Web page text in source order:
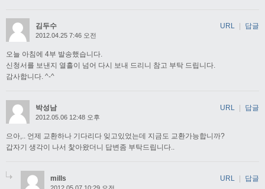
김두수
2012.04.25 7:46 오전
오늘 아침에 4부 발송했습니다.
신청서를 보낸지 열흘이 넘어 다시 보내 드리니 참고 부탁 드립니다.
감사합니다. ^-^
URL 답글
박성남
2012.05.06 12:48 오후
으아,.. 언제 교환하나 기다리다 잊고있었는데 지금도 교환가능합니까?
갑자기 생각이 나서 찿아왔더니 답변좀 부탁드립니다..
URL | 답글
mills URL | 답글